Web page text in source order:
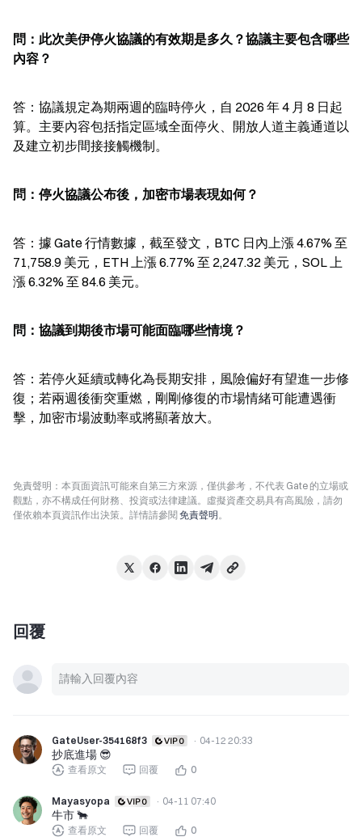
問：此次美伊停火協議的有效期是多久？協議主要包含哪些
內容？
答：協議規定為期兩週的臨時停火，自 2026 年 4 月 8 日起
算。主要內容包括指定區域全面停火、開放人道主義通道以
及建立初步間接接觸機制。
問：停火協議公布後，加密市場表現如何？
答：據 Gate 行情數據，截至發文，BTC 日內上漲 4.67% 至
71,758.9 美元，ETH 上漲 6.77% 至 2,247.32 美元，SOL 上
漲 6.32% 至 84.6 美元。
問：協議到期後市場可能面臨哪些情境？
答：若停火延續或轉化為長期安排，風險偏好有望進一步修
復；若兩週後衝突重燃，剛剛修復的市場情緒可能遭遇衝
擊，加密市場波動率或將顯著放大。
免責聲明：本頁面資訊可能來自第三方來源，僅供參考，不代表 Gate 的立場或
觀點，亦不構成任何財務、投資或法律建議。虛擬資產交易具有高風險，請勿
僅依賴本頁資訊作出決策。詳情請參閱 免責聲明 。
回覆
GateUser-354168f3 · 04-12 20:33
抄底進場 😎
查看原文 回覆 0
Mayasyopa · 04-11 07:40
牛市 🐂
查看原文 回覆 0